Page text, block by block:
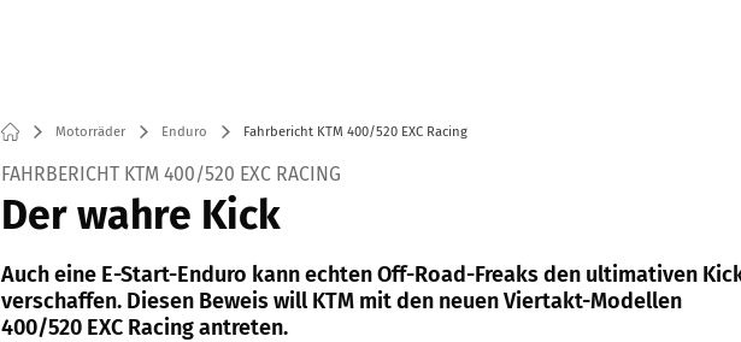
Motorräder Enduro Fahrbericht KTM 400/520 EXC Racing
FAHRBERICHT KTM 400/520 EXC RACING
Der wahre Kick
Auch eine E-Start-Enduro kann echten Off-Road-Freaks den ultimativen
verschaffen. Diesen Beweis will KTM mit den neuen Viertakt-Modellen
400/520 EXC Racing antreten.